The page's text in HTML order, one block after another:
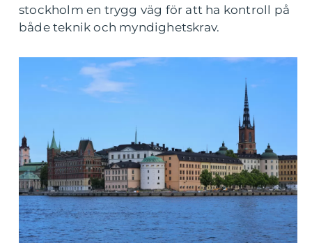
stockholm en trygg väg för att ha kontroll på
både teknik och myndighetskrav.